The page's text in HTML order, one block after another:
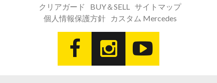
クリアガード
BUY＆SELL
サイトマップ
個人情報保護方針
カスタム Mercedes